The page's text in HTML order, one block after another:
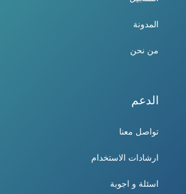
المدونة
من نحن
الدعم
تواصل معنا
ارشادات الاستخدام
اسئلة و اجوبة